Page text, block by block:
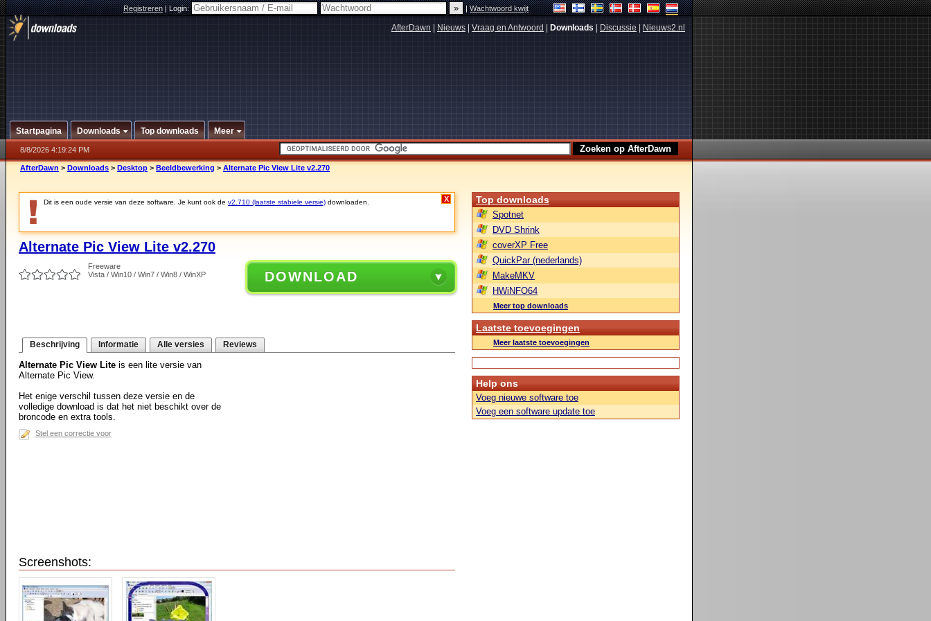
Registreren|Login: |Wachtwoord kwijt
AfterDawn Nieuws Vraag en Antwoord Downloads Discussie Nieuws2.nl
Startpagina Downloads Top downloads Meer
8/8/2026 4:19:24 PM
AfterDawn > Downloads > Desktop > Beeldbewerking > Alternate Pic View Lite v2.270
Dit is een oude versie van deze software. Je kunt ook de v2.710 (laatste stabiele versie) downloaden. X
Alternate Pic View Lite v2.270
Freeware
Vista / Win10 / Win7 / Win8 / WinXP
DOWNLOAD
Beschrijving Informatie Alle versies Reviews
Alternate Pic View Lite is een lite versie van
Alternate Pic View.
Het enige verschil tussen deze versie en de
volledige download is dat het niet beschikt over de
broncode en extra tools.
Stel een correctie voor
Screenshots:
Top downloads
Spotnet
DVD Shrink
coverXP Free
QuickPar (nederlands)
MakeMKV
HWiNFO64
Meer top downloads
Laatste toevoegingen
Meer laatste toevoegingen
Help ons
Voeg nieuwe software toe
Voeg een software update toe